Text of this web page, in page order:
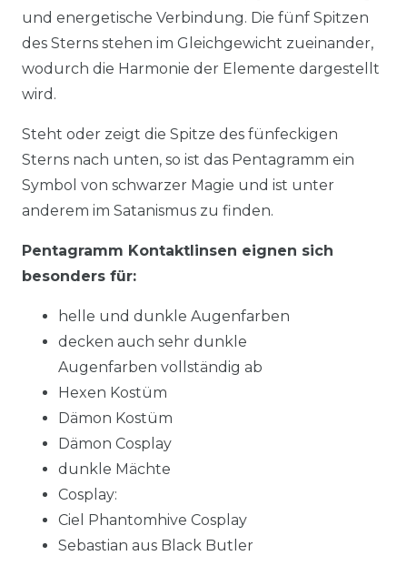
und energetische Verbindung. Die fünf Spitzen
des Sterns stehen im Gleichgewicht zueinander,
wodurch die Harmonie der Elemente dargestellt
wird.
Steht oder zeigt die Spitze des fünfeckigen
Sterns nach unten, so ist das Pentagramm ein
Symbol von schwarzer Magie und ist unter
anderem im Satanismus zu finden.
Pentagramm Kontaktlinsen eignen sich
besonders für:
helle und dunkle Augenfarben
decken auch sehr dunkle
Augenfarben vollständig ab
Hexen Kostüm
Dämon Kostüm
Dämon Cosplay
dunkle Mächte
Cosplay:
Ciel Phantomhive Cosplay
Sebastian aus Black Butler